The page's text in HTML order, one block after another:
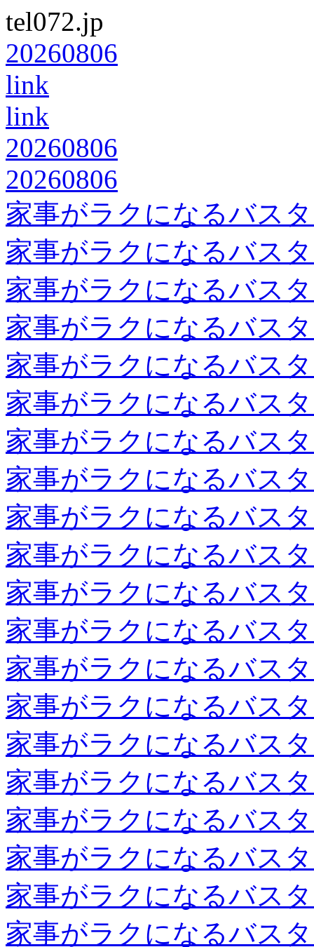
tel072.jp
20260806
link
link
20260806
20260806
家事がラクになるバス
家事がラクになるバス
家事がラクになるバス
家事がラクになるバス
家事がラクになるバス
家事がラクになるバス
家事がラクになるバス
家事がラクになるバス
家事がラクになるバス
家事がラクになるバス
家事がラクになるバス
家事がラクになるバス
家事がラクになるバス
家事がラクになるバス
家事がラクになるバス
家事がラクになるバス
家事がラクになるバス
家事がラクになるバス
家事がラクになるバス
家事がラクになるバス